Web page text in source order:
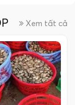
Xem tất cả